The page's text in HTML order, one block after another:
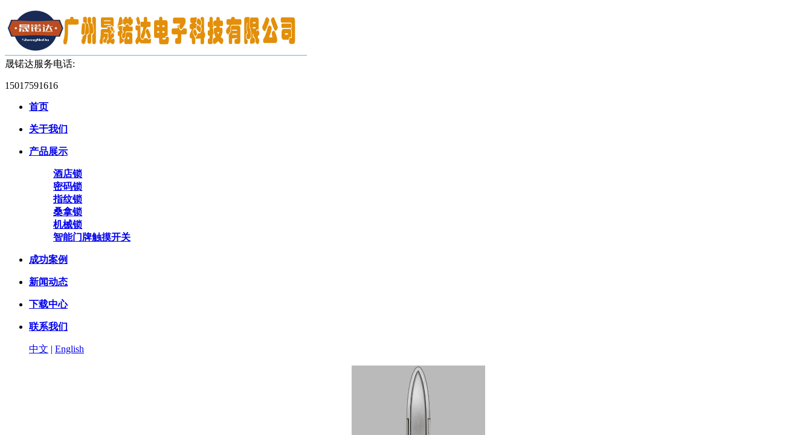
晟锘达服务电话:
15017591616
首页
关于我们
产品展示
酒店锁
密码锁
指纹锁
桑拿锁
机械锁
智能门牌触摸开关
成功案例
新闻动态
下载中心
联系我们
中文 | English